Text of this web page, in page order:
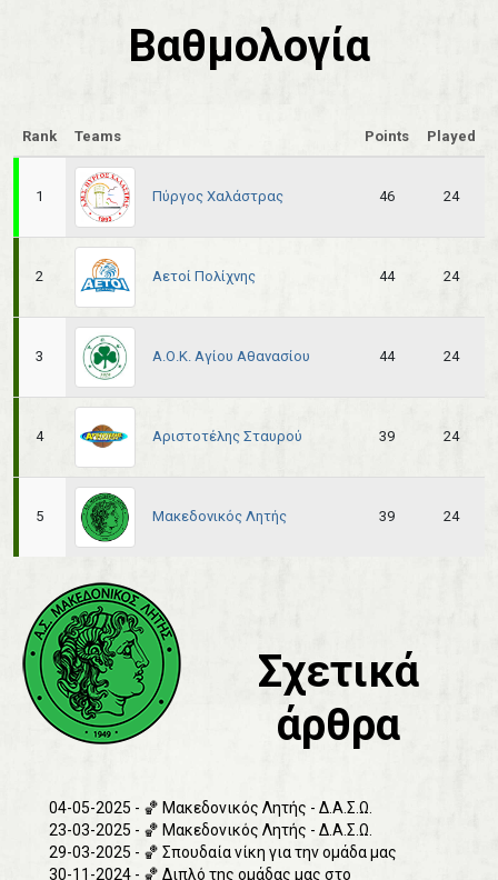
Βαθμολογία
Rank Teams Points Played
1 Πύργος Χαλάστρας 46 24
2 Αετοί Πολίχνης 44 24
3 Α.Ο.Κ. Αγίου Αθανασίου 44 24
4 Αριστοτέλης Σταυρού 39 24
5 Μακεδονικός Λητής 39 24
Σχετικά
άρθρα
04-05-2025 - 🏀 Μακεδονικός Λητής - Δ.Α.Σ.Ω.
23-03-2025 - 🏀 Μακεδονικός Λητής - Δ.Α.Σ.Ω.
29-03-2025 - 🏀 Σπουδαία νίκη για την ομάδα μας
30-11-2024 - 🏀 Διπλό της ομάδας μας στο